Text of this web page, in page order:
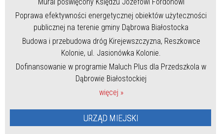
Poprawa efektywności energetycznej obiektów użyteczności
publicznej na terenie gminy Dąbrowa Białostocka
Budowa i przebudowa dróg Kirejewszczyzna, Reszkowce
Kolonie, ul. Jasionówka Kolonie.
Dofinansowanie w programie Maluch Plus dla Przedszkola w
Dąbrowie Białostockiej
więcej »
URZĄD MIEJSKI